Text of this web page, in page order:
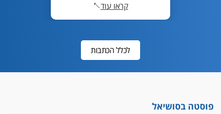
קראו עוד
לכלל הכתבות
פוסטה בסושיאל